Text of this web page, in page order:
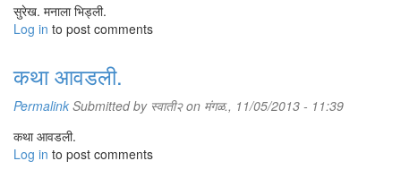
सुरेख. मनाला भिड्ली.
Log in to post comments
कथा आवडली.
Permalink Submitted by स्वाती२on मंगळ., 11/05/2013 - 11:39
कथा आवडली.
Log in to post comments